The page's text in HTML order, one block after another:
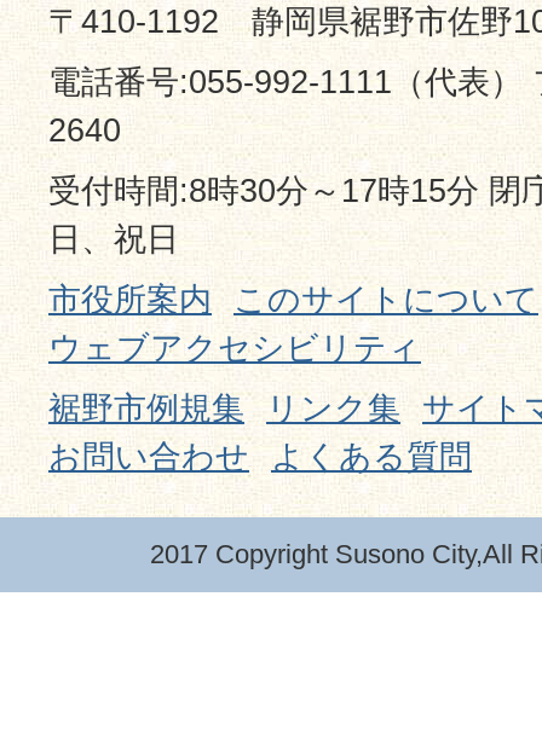
〒410-1192 静岡県裾野市佐野
電話番号:055-992-1111（代表）
2640
受付時間:8時30分～17時15分 閉
日、祝日
市役所案内
このサイトについて
ウェブアクセシビリティ
裾野市例規集
リンク集
サイト
お問い合わせ
よくある質問
2017 Copyright Susono City,All